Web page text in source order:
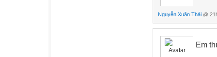
Nguyễn Xuân Thái @
Em